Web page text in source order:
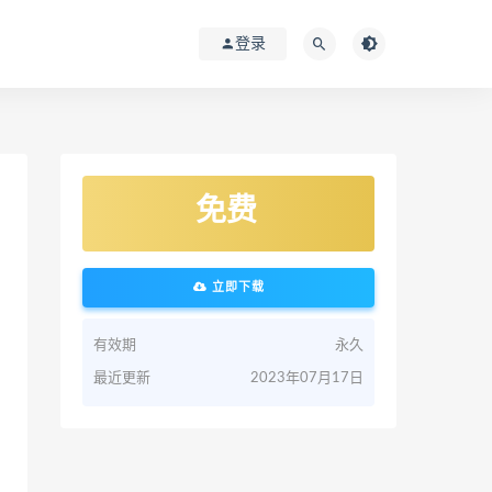
登录
免费
立即下载
有效期 永久
最近更新 2023年07月17日